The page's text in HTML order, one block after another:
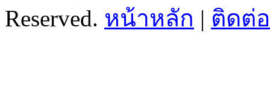
Reserved. หน้าหลัก | ติดต่